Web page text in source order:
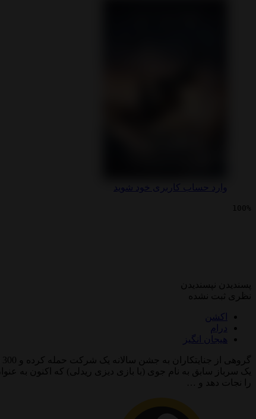
وارد حساب کاربری خود شوید
100%
پسندیدن
نپسندیدن
نظری ثبت نشده
اکشن
درام
هیجان انگیز
را نجات دهد و …